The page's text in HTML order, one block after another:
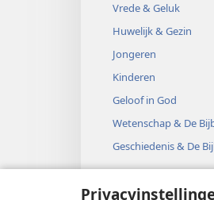
Vrede & Geluk
Huwelijk & Gezin
Jongeren
Kinderen
Geloof in God
Wetenschap & De
Geschiedenis & De